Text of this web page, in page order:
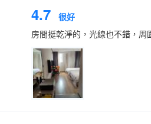
4.7 很好
房間挺乾淨的，光線也不錯，